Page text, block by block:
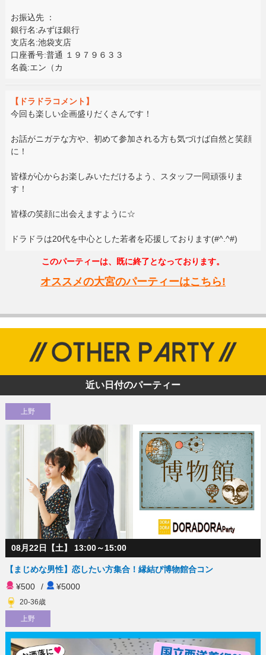
お振込先 ：
銀行名:みずほ銀行
支店名:池袋支店
口座番号:普通 １９７９６３３
名義:エン（カ
【ドラドラコメント】
今回も楽しい企画盛りだくさんです！
お話がニガテな方や、初めて参加される方も気づけば自然と笑顔
に！
皆様が心からお楽しみいただけるよう、スタッフ一同頑張りま
す！
皆様の笑顔に出会えますように☆
ドラドラは20代を中心とした若者を応援しております(#^.^#)
このパーティーは、既に終了となっております。
オススメの大宮のパーティーはこちら!
近い日付のパーティー
上野
08月22日【土】 13:00～15:00
【まじめな男性】恋したい方集合！縁結び博物館合コン
¥500
/ ¥5000
20-36歳
上野